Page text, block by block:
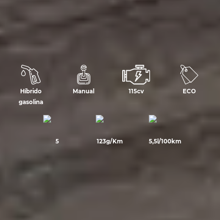
Híbrido
gasolina
Manual 115cv ECO
5 123g/Km 5,5l/100km